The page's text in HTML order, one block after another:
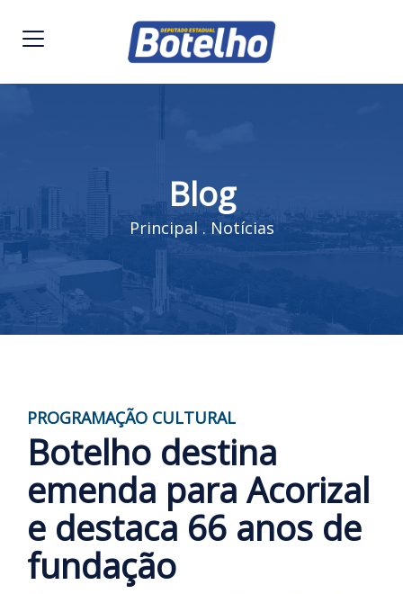
Blog
Principal. Notícias
PROGRAMAÇÃO CULTURAL
Botelho destina
emenda para Acorizal
e destaca 66 anos de
fundação